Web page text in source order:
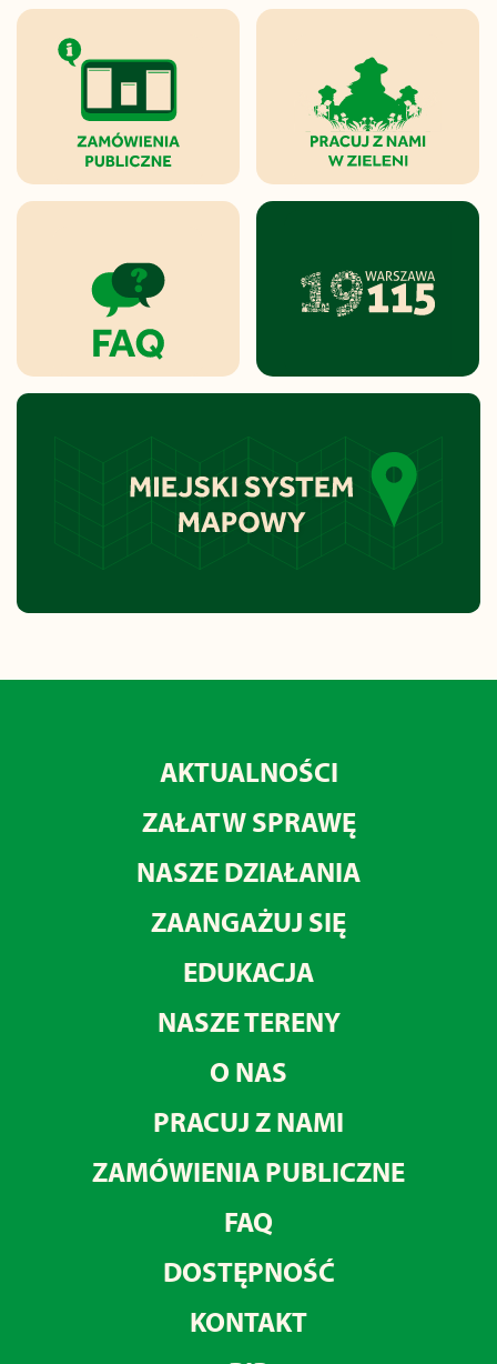
AKTUALNOŚCI
ZAŁATW SPRAWĘ
NASZE DZIAŁANIA
ZAANGAŻUJ SIĘ
EDUKACJA
NASZE TERENY
O NAS
PRACUJ Z NAMI
ZAMÓWIENIA PUBLICZNE
FAQ
DOSTĘPNOŚĆ
KONTAKT